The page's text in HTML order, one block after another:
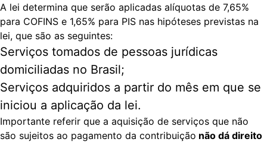
A lei determina que serão aplicadas alíquotas de 7,65%
para COFINS e 1,65% para PIS nas hipóteses previstas na
lei, que são as seguintes:
Serviços tomados de pessoas jurídicas
domiciliadas no Brasil;
Serviços adquiridos a partir do mês em que se
iniciou a aplicação da lei.
Importante referir que a aquisição de serviços que não
são sujeitos ao pagamento da contribuição não dá direito